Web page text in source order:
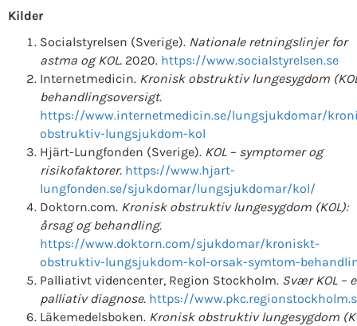
Kilder
Socialstyrelsen (Sverige). Nationale retningslinjer for
astma og KOL.2020. https://www.socialstyrelsen.se
Internetmedicin. Kronisk obstruktiv lungesygdom
behandlingsoversigt.
https://www.internetmedicin.se/lungsjukdomar/
obstruktiv-lungsjukdom-kol
Hjärt-Lungfonden (Sverige). KOL – symptomer og
risikofaktorer. https://www.hjart-
lungfonden.se/sjukdomar/lungsjukdomar/kol/
Doktorn.com. Kronisk obstruktiv lungesygdom (KOL):
årsag og behandling.
https://www.doktorn.com/sjukdomar/kroniskt-
obstruktiv-lungsjukdom-kol-orsak-symtom-
Palliativt videncenter, Region Stockholm. Svær KOL –
palliativ diagnose. https://
Läkemedelsboken. Kronisk obstruktiv lungesygdom